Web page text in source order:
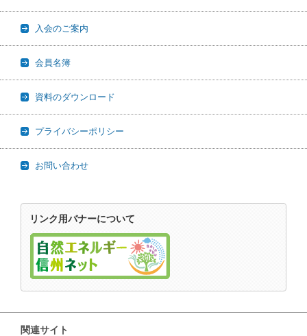
入会のご案内
会員名簿
資料のダウンロード
プライバシーポリシー
お問い合わせ
リンク用バナーについて
関連サイト